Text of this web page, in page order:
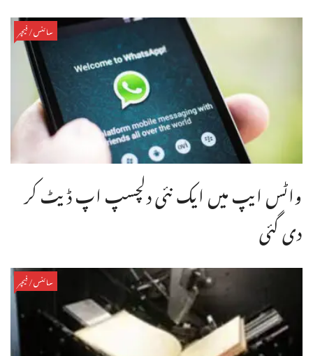
سائنس/فیچر
واٹس ایپ میں ایک نئی دلچسپ اپ ڈیٹ کر
دی گئی
سائنس/فیچر